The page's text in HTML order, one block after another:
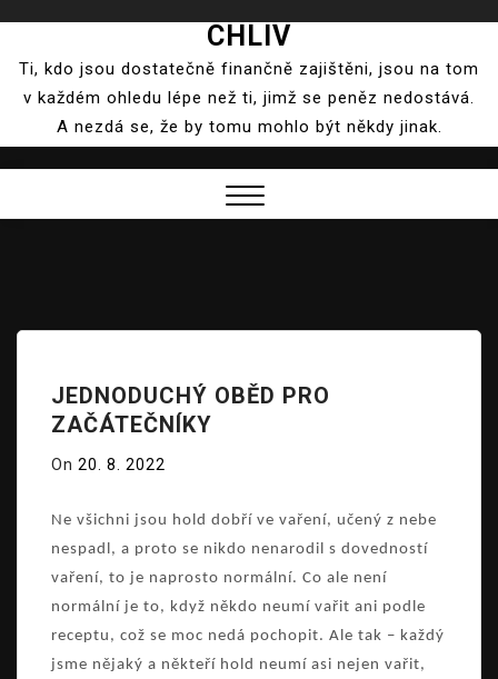
content
CHLIV
Ti, kdo jsou dostatečně finančně zajištěni, jsou na tom
v každém ohledu lépe než ti, jimž se peněz nedostává.
A nezdá se, že by tomu mohlo být někdy jinak.
JEDNODUCHÝ OBĚD PRO
ZAČÁTEČNÍKY
On 20. 8. 2022
Ne všichni jsou hold dobří ve vaření, učený z nebe
nespadl, a proto se nikdo nenarodil s dovedností
vaření, to je naprosto normální. Co ale není
normální je to, když někdo neumí vařit ani podle
receptu, což se moc nedá pochopit. Ale tak – každý
jsme nějaký a někteří hold neumí asi nejen vařit,